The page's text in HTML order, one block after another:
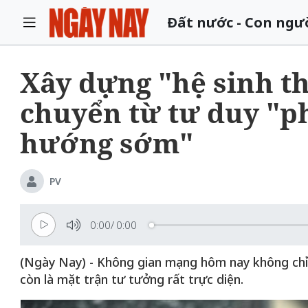
Đất nước - Con
Xây dựng "hệ sinh
chuyển từ tư duy
hướng sớm"
PV
0:00/ 0:00
(Ngày Nay) - Không gian mạng hôm nay không
còn là mặt trận tư tưởng rất trực diện.